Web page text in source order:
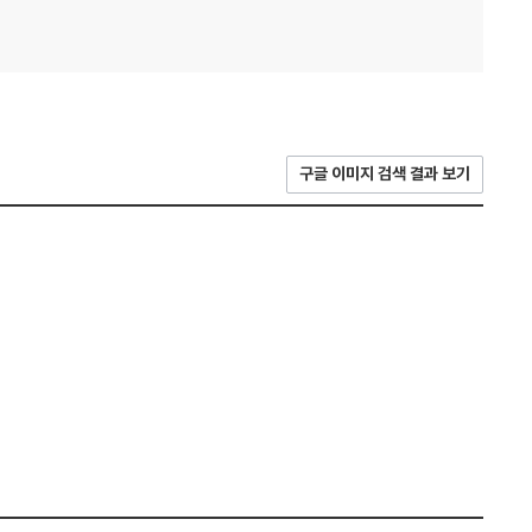
구글 이미지 검색 결과 보기